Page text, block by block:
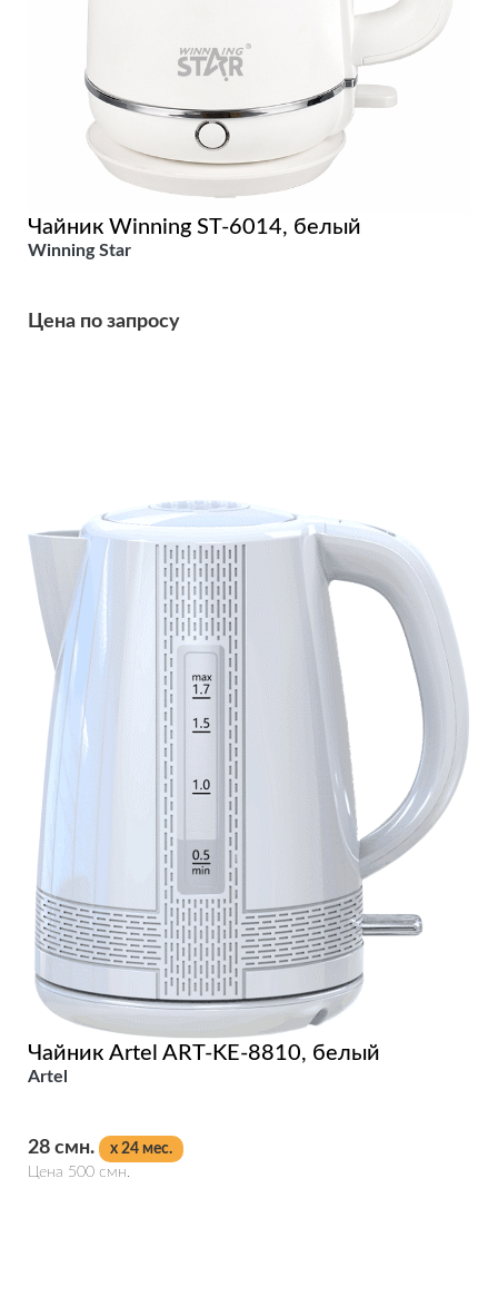
Чайник Winning ST-6014, белый
Winning Star
Цена по запросу
Чайник Artel ART-KE-8810, белый
Artel
28 смн.
x 24 мес.
Цена 500 смн.